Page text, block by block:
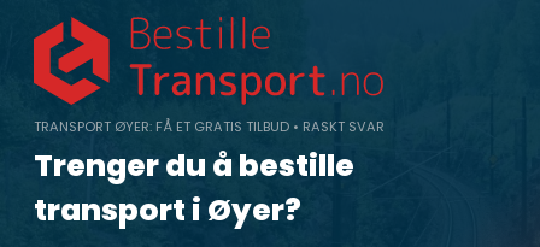
content
TRANSPORT ØYER: FÅ ET GRATIS TILBUD • RASKT SVAR
Trenger du å bestille
transport i Øyer?